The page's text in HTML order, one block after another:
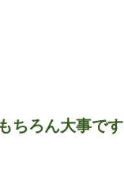
ちろん大事です